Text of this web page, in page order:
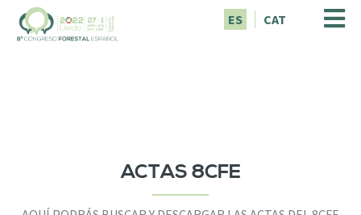
ES CAT
ACTAS 8CFE